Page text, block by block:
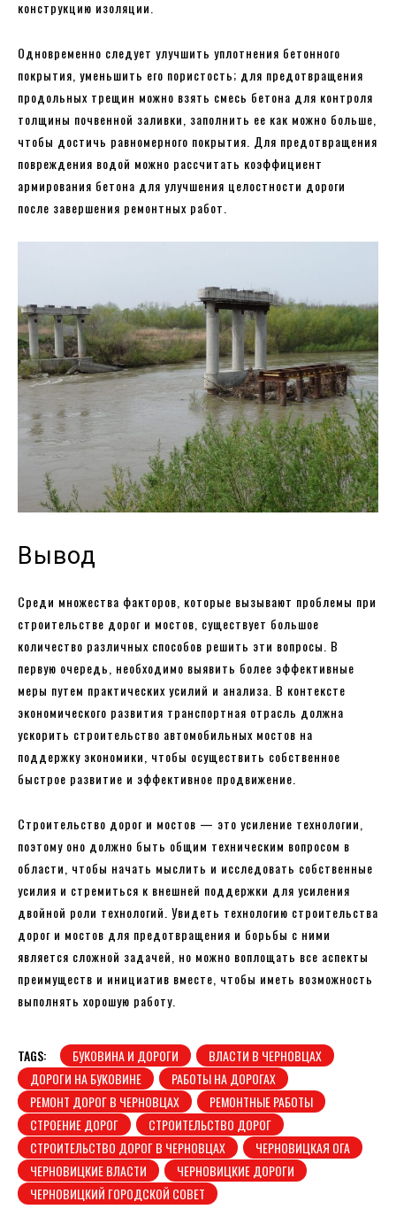
конструкцию изоляции.
Одновременно следует улучшить уплотнения бетонного
покрытия, уменьшить его пористость; для предотвращения
продольных трещин можно взять смесь бетона для контроля
толщины почвенной заливки, заполнить ее как можно больше,
чтобы достичь равномерного покрытия. Для предотвращения
повреждения водой можно рассчитать коэффициент
армирования бетона для улучшения целостности дороги
после завершения ремонтных работ.
Вывод
Среди множества факторов, которые вызывают проблемы при
строительстве дорог и мостов, существует большое
количество различных способов решить эти вопросы. В
первую очередь, необходимо выявить более эффективные
меры путем практических усилий и анализа. В контексте
экономического развития транспортная отрасль должна
ускорить строительство автомобильных мостов на
поддержку экономики, чтобы осуществить собственное
быстрое развитие и эффективное продвижение.
Строительство дорог и мостов — это усиление технологии,
поэтому оно должно быть общим техническим вопросом в
области, чтобы начать мыслить и исследовать собственные
усилия и стремиться к внешней поддержки для усиления
двойной роли технологий. Увидеть технологию строительства
дорог и мостов для предотвращения и борьбы с ними
является сложной задачей, но можно воплощать все аспекты
преимуществ и инициатив вместе, чтобы иметь возможность
выполнять хорошую работу.
TAGS: БУКОВИНА И ДОРОГИ
ВЛАСТИ В ЧЕРНОВЦАХ
ДОРОГИ НА БУКОВИНЕ
РАБОТЫ НА ДОРОГАХ
РЕМОНТ ДОРОГ В ЧЕРНОВЦАХ
РЕМОНТНЫЕ РАБОТЫ
СТРОЕНИЕ ДОРОГ
СТРОИТЕЛЬСТВО ДОРОГ
СТРОИТЕЛЬСТВО ДОРОГ В ЧЕРНОВЦАХ
ЧЕРНОВИЦКАЯ ОГА
ЧЕРНОВИЦКИЕ ВЛАСТИ
ЧЕРНОВИЦКИЕ ДОРОГИ
ЧЕРНОВИЦКИЙ ГОРОДСКОЙ СОВЕТ